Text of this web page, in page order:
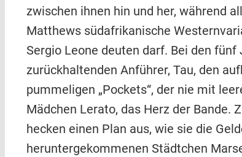
zwischen ihnen hin und her, während
Matthews südafrikanische
Sergio Leone deuten darf. Bei den
zurückhaltenden Anführer, Tau, den
pummeligen „Pockets“, der nie mit
Mädchen Lerato, das Herz der Bande.
hecken einen Plan aus, wie sie die
heruntergekommenen Städtchen